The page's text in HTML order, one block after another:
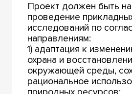
Проект должен быть
проведение
исследований по
направлениям:
1) адаптация к
охрана и
окружающей среды,
рациональное